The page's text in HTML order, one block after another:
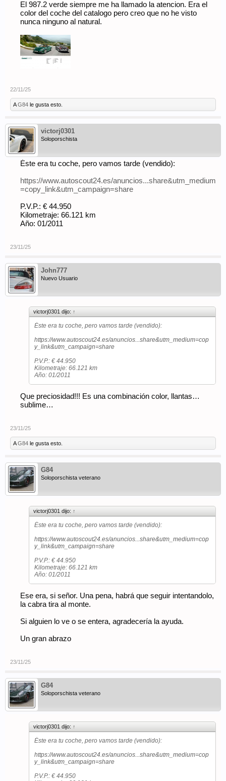
El 987.2 verde siempre me ha llamado la atencion. Era el
color del coche del catalogo pero creo que no he visto
nunca ninguno al natural.
22/11/25
AG84 le gusta esto.
victorj0301
Soloporschista
Éste era tu coche, pero vamos tarde (vendido):
https://www.autoscout24.es/anuncios...share&utm_medium
=copy_link&utm_campaign=share
P.V.P.: € 44.950
Kilometraje: 66.121 km
Año: 01/2011
23/11/25
John777
Nuevo Usuario
victorj0301 dijo: ↑
Éste era tu coche, pero vamos tarde (vendido):
https://www.autoscout24.es/anuncios...share&utm_medium=cop
y_link&utm_campaign=share
P.V.P.: € 44.950
Kilometraje: 66.121 km
Año: 01/2011
Que preciosidad!!! Es una combinación color, llantas…
sublime…
23/11/25
AG84 le gusta esto.
G84
Soloporschista veterano
victorj0301 dijo: ↑
Éste era tu coche, pero vamos tarde (vendido):
https://www.autoscout24.es/anuncios...share&utm_medium=cop
y_link&utm_campaign=share
P.V.P.: € 44.950
Kilometraje: 66.121 km
Año: 01/2011
Ese era, si señor. Una pena, habrá que seguir intentandolo,
la cabra tira al monte.
Si alguien lo ve o se entera, agradecería la ayuda.
Un gran abrazo
23/11/25
G84
Soloporschista veterano
victorj0301 dijo: ↑
Éste era tu coche, pero vamos tarde (vendido):
https://www.autoscout24.es/anuncios...share&utm_medium=cop
y_link&utm_campaign=share
P.V.P.: € 44.950